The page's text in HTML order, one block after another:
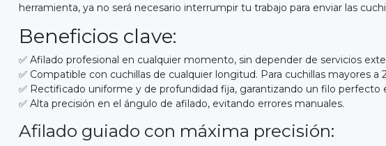
herramienta, ya no será necesario interrumpir tu trabajo para enviar las
Beneficios clave:
✅ Afilado profesional en cualquier momento, sin depender de servicios
✅ Compatible con cuchillas de cualquier longitud. Para cuchillas mayores
✅ Rectificado uniforme y de profundidad fija, garantizando un filo perfecto
✅ Alta precisión en el ángulo de afilado, evitando errores manuales.
Afilado guiado con máxima precisión: